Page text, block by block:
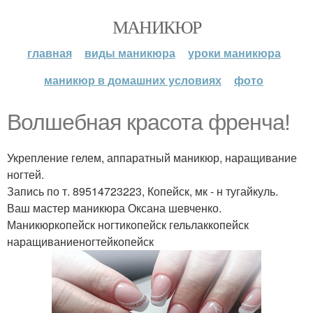
МАНИКЮР
главная виды маникюра
уроки маникюра
маникюр в домашних условиях
фото
Волшебная красота френча!
Укрепление гелем, аппаратный маникюр, наращивание
ногтей.
Запись по т. 89514723223, Копейск, мк - н тугайкуль.
Ваш мастер маникюра Оксана шевченко.
Маникюркопейск ногтикопейск гельлаккопейск
наращиваниеногтейкопейск